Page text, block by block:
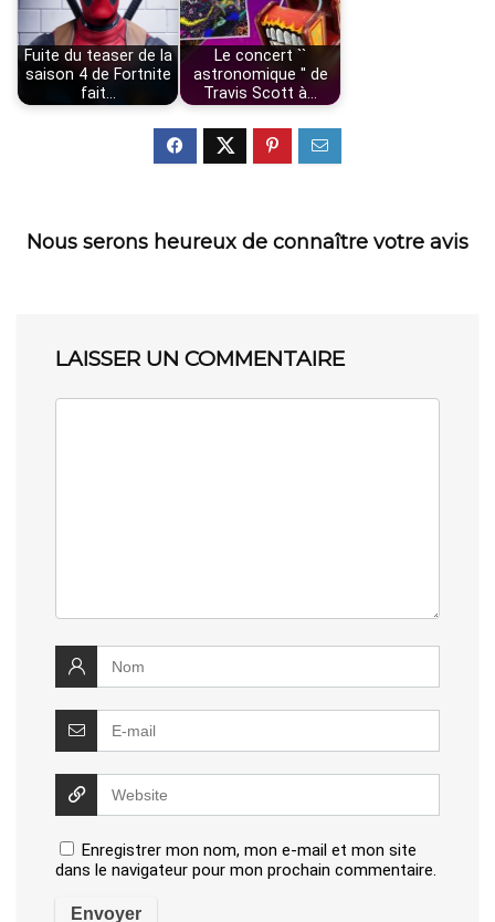
Fuite du teaser de la
saison 4 de Fortnite
fait…
Le concert ``
astronomique '' de
Travis Scott à…
Nous serons heureux de connaître votre avis
LAISSER UN COMMENTAIRE
Enregistrer mon nom, mon e-mail et mon site
dans le navigateur pour mon prochain commentaire.